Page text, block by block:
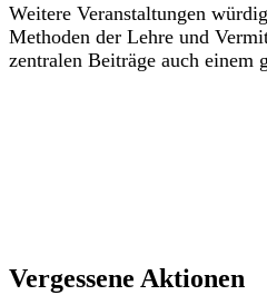
Weitere Veranstaltungen
Methoden der Lehre und
zentralen Beiträge auch einem
Vergessene Aktionen